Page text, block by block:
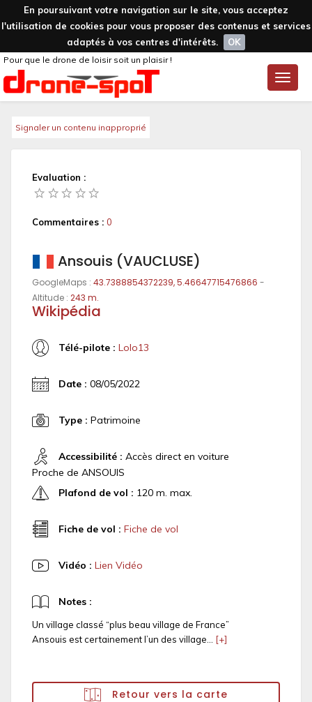
En poursuivant votre navigation sur le site, vous acceptez
l'utilisation de cookies pour vous proposer des contenus et services
adaptés à vos centres d'intérêts.
OK
Toggle
Pour que le drone de loisir soit un plaisir !
Signaler un contenu inapproprié
Evaluation :
Commentaires : 0
Ansouis (VAUCLUSE)
GoogleMaps : 43.7388854372239, 5.46647715476866 -
Altitude : 243 m.
Wikipédia
Télé-pilote : Lolo13
Date : 08/05/2022
Type : Patrimoine
Accessibilité : Accès direct en voiture
Proche de ANSOUIS
Plafond de vol : 120 m. max.
Fiche de vol : Fiche de vol
Vidéo : Lien Vidéo
Notes :
Un village classé “plus beau village de France”
Ansouis est certainement l’un des village... [+]
Retour vers la carte